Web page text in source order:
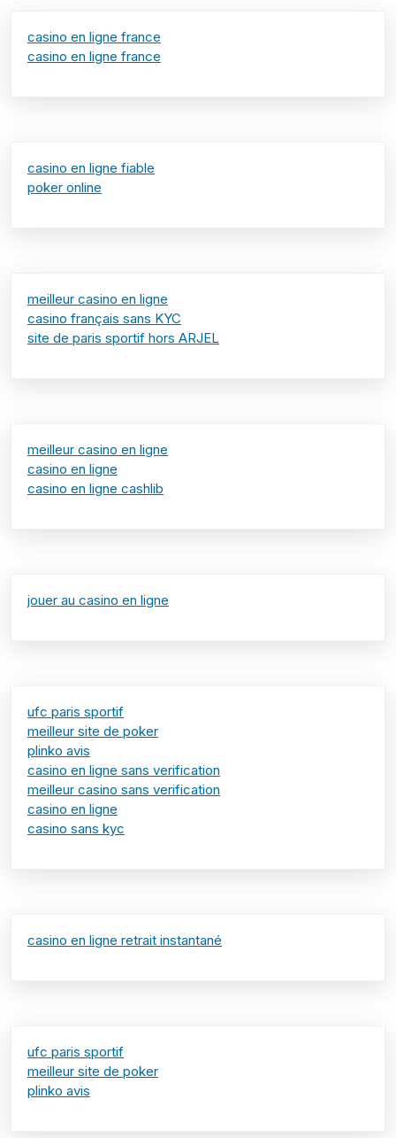
casino en ligne france
casino en ligne france
casino en ligne fiable
poker online
meilleur casino en ligne
casino français sans KYC
site de paris sportif hors ARJEL
meilleur casino en ligne
casino en ligne
casino en ligne cashlib
jouer au casino en ligne
ufc paris sportif
meilleur site de poker
plinko avis
casino en ligne sans verification
meilleur casino sans verification
casino en ligne
casino sans kyc
casino en ligne retrait instantané
ufc paris sportif
meilleur site de poker
plinko avis